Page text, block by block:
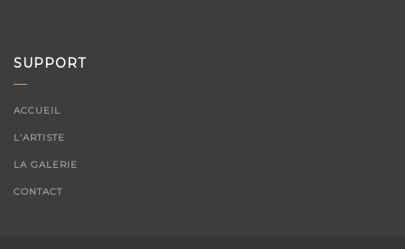
SUPPORT
ACCUEIL
L’ARTISTE
LA GALERIE
CONTACT